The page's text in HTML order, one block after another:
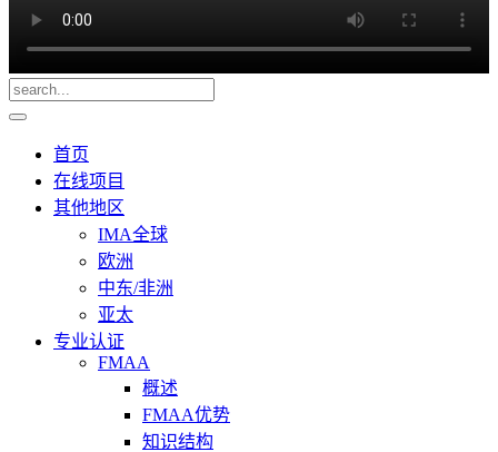
首页
在线项目
其他地区
IMA全球
欧洲
中东/非洲
亚太
专业认证
FMAA
概述
FMAA优势
知识结构